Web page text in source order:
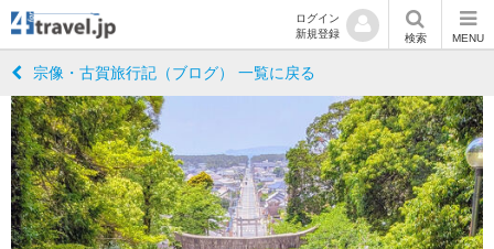
ログイン
新規登録
検索 MENU
宗像・古賀旅行記（ブログ） 一覧に戻る